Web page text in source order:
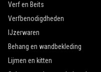
Verf en Beits
Verfbenodigdheden
IJzerwaren
Behang en wandbekleding
Lijmen en kitten